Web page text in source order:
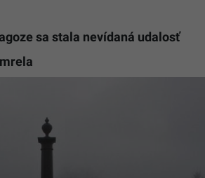
sa stala nevídaná udalosť